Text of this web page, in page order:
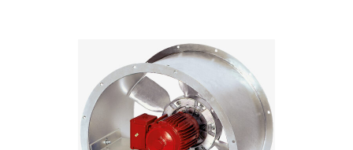
DETAILS